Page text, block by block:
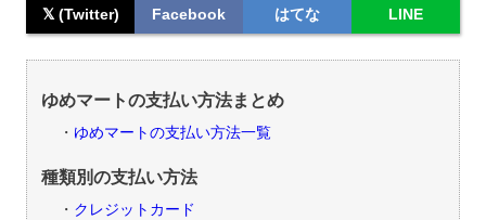
𝕏 (Twitter) Facebook はてな LINE
ゆめマートの支払い方法まとめ
ゆめマートの支払い方法一覧
種類別の支払い方法
クレジットカード